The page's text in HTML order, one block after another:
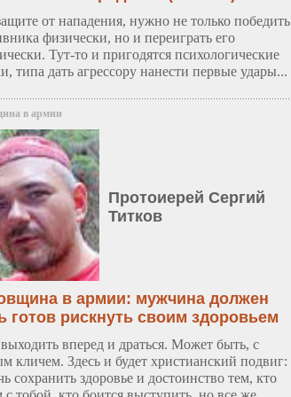
от нападения, нужно не только победить
физически, но и переиграть его
Тут-то и пригодятся психологические
типа дать агрессору нанести первые удары...
в армии
Протоиерей Сергий
Титков
в армии: мужчина должен
готов рискнуть своим здоровьем
вперед и драться. Может быть, с
кличем. Здесь и будет христианский подвиг:
сохранить здоровье и достоинство тем, кто